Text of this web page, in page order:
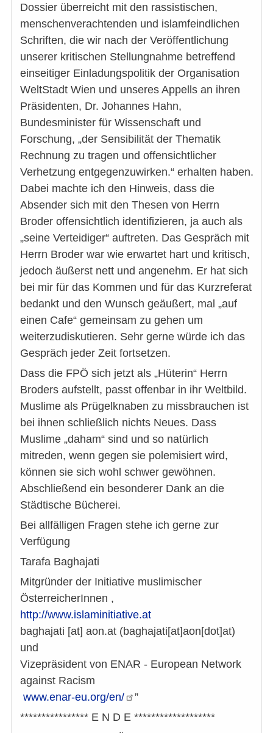
Dossier überreicht mit den rassistischen,
menschenverachtenden und islamfeindlichen
Schriften, die wir nach der Veröffentlichung
unserer kritischen Stellungnahme betreffend
einseitiger Einladungspolitik der Organisation
WeltStadt Wien und unseres Appells an ihren
Präsidenten, Dr. Johannes Hahn,
Bundesminister für Wissenschaft und
Forschung, „der Sensibilität der Thematik
Rechnung zu tragen und offensichtlicher
Verhetzung entgegenzuwirken.“ erhalten haben.
Dabei machte ich den Hinweis, dass die
Absender sich mit den Thesen von Herrn
Broder offensichtlich identifizieren, ja auch als
„seine Verteidiger“ auftreten. Das Gespräch mit
Herrn Broder war wie erwartet hart und kritisch,
jedoch äußerst nett und angenehm. Er hat sich
bei mir für das Kommen und für das Kurzreferat
bedankt und den Wunsch geäußert, mal „auf
einen Cafe“ gemeinsam zu gehen um
weiterzudiskutieren. Sehr gerne würde ich das
Gespräch jeder Zeit fortsetzen.
Dass die FPÖ sich jetzt als „Hüterin“ Herrn
Broders aufstellt, passt offenbar in ihr Weltbild.
Muslime als Prügelknaben zu missbrauchen ist
bei ihnen schließlich nichts Neues. Dass
Muslime „daham“ sind und so natürlich
mitreden, wenn gegen sie polemisiert wird,
können sie sich wohl schwer gewöhnen.
Abschließend ein besonderer Dank an die
Städtische Bücherei.
Bei allfälligen Fragen stehe ich gerne zur
Verfügung
Tarafa Baghajati
Mitgründer der Initiative muslimischer
ÖsterreicherInnen ,
http://www.islaminitiative.at
baghajati [at] aon.at (baghajati[at]aon[dot]at)
und
Vizepräsident von ENAR - European Network
against Racism
www.enar-eu.org/en/
”
**************** E N D E *******************